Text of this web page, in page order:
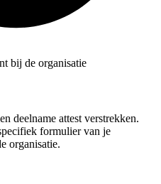
bij de organisatie
deelname attest verstrekken.
formulier van je
organisatie.